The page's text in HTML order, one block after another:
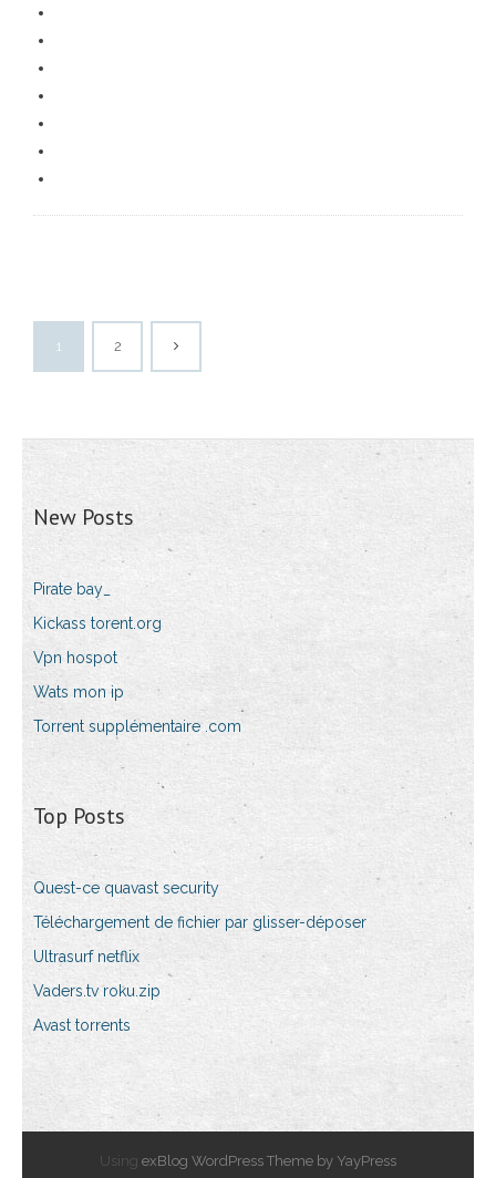
1 2
New Posts
Pirate bay_
Kickass torent.org
Vpn hospot
Wats mon ip
Torrent supplémentaire .com
Top Posts
Quest-ce quavast security
Téléchargement de fichier par glisser-déposer
Ultrasurf netflix
Vaders.tv roku.zip
Avast torrents
Using exBlog WordPress Theme by YayPress